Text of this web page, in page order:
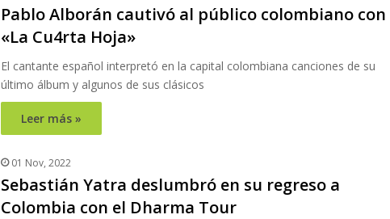
Pablo Alborán cautivó al público colombiano con
«La Cu4rta Hoja»
El cantante español interpretó en la capital colombiana canciones de su
último álbum y algunos de sus clásicos
Leer más »
01 Nov, 2022
Sebastián Yatra deslumbró en su regreso a
Colombia con el Dharma Tour